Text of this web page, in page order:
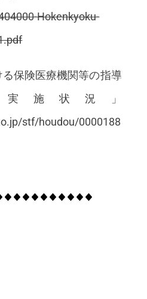
Hokenkyoku-
る保険医療機関等の指導
施状況」
stf/houdou/0000188